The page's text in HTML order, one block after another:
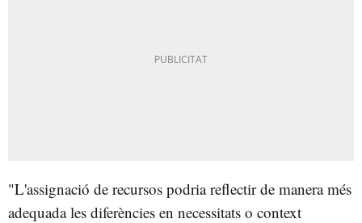
"L'assignació de recursos podria reflectir de manera més
adequada les diferències en necessitats o context